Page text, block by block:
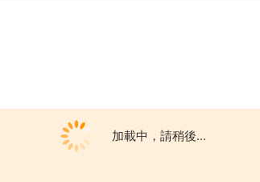
加載中，請稍後...